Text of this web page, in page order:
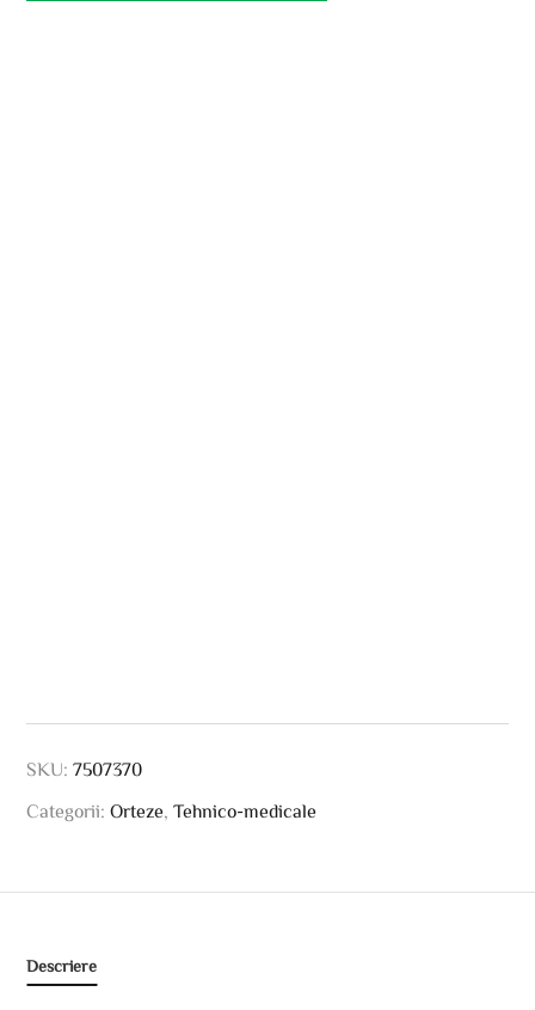
SKU:7507370
Categorii:Orteze ,Tehnico-medicale
Descriere